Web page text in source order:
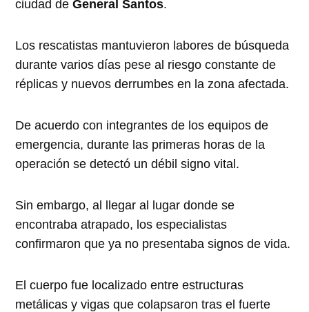
ciudad deGeneral Santos.
Los rescatistas mantuvieron labores de búsqueda
durante varios días pese al riesgo constante de
réplicas y nuevos derrumbes en la zona afectada.
De acuerdo con integrantes de los equipos de
emergencia, durante las primeras horas de la
operación se detectó un débil signo vital.
Sin embargo, al llegar al lugar donde se
encontraba atrapado, los especialistas
confirmaron que ya no presentaba signos de vida.
El cuerpo fue localizado entre estructuras
metálicas y vigas que colapsaron tras el fuerte